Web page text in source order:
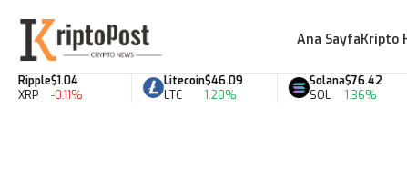
Ana SayfaKripto
$1.04
-0.11%
Litecoin
LTC
$46.09
1.20%
Solana
SOL
$76.42
1.36%